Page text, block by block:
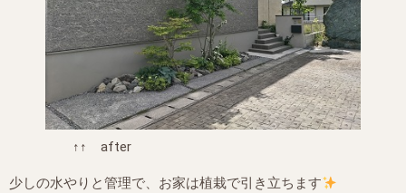
↑↑ after
少しの水やりと管理で、お家は植栽で引き立ちます